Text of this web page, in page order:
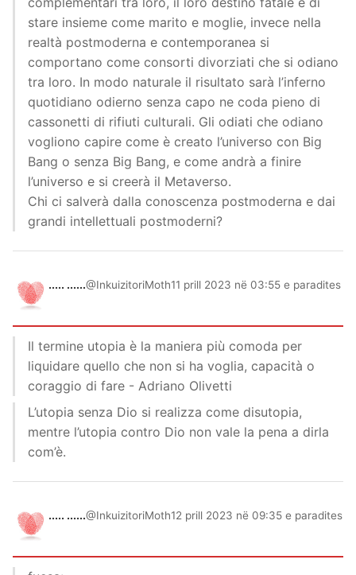
stare insieme come marito e moglie, invece nella
realtà postmoderna e contemporanea si
comportano come consorti divorziati che si odiano
tra loro. In modo naturale il risultato sarà l’inferno
quotidiano odierno senza capo ne coda pieno di
cassonetti di rifiuti culturali. Gli odiati che odiano
vogliono capire come è creato l’universo con Big
Bang o senza Big Bang, e come andrà a finire
l’universo e si creerà il Metaverso.
Chi ci salverà dalla conoscenza postmoderna e dai
grandi intellettuali postmoderni?
..... ......@InkuizitoriMoth11 prill 2023 në 03:55 e paradites
Il termine utopia è la maniera più comoda per
liquidare quello che non si ha voglia, capacità o
coraggio di fare - Adriano Olivetti
L’utopia senza Dio si realizza come disutopia,
mentre l’utopia contro Dio non vale la pena a dirla
com’è.
..... ......@InkuizitoriMoth12 prill 2023 në 09:35 e paradites